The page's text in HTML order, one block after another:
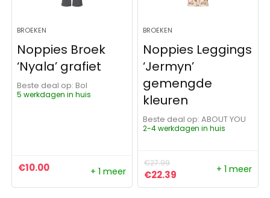
BROEKEN
Noppies Broek
‘Nyala’ grafiet
Beste deal op:
Bol
5 werkdagen in huis
€10.00 + 1 meer
BROEKEN
Noppies Leggings
‘Jermyn’
gemengde
kleuren
Beste deal op:
ABOUT YOU
2-4 werkdagen in huis
€27.99
Oorspronkelijke prijs was:
€22.39 Huidige prijs is:
+ 1 meer